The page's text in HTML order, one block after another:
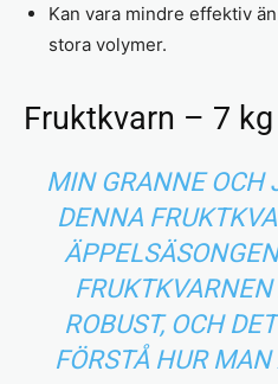
Kan vara mindre effektiv
stora volymer.
Fruktkvarn – 7
MIN GRANNE OCH
DENNA
ROBUST, OCH
FÖRSTÅ HUR